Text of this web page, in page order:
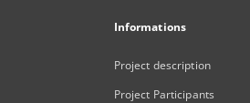
Informations
Project description
Project Participants